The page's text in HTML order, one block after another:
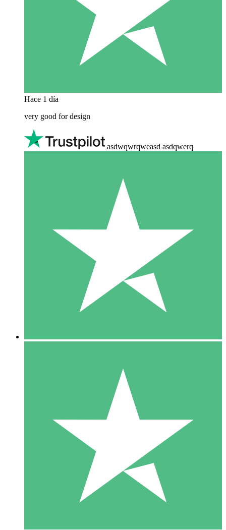
Hace 1 día
very good for design
asdwqwrqweasd asdqwerq